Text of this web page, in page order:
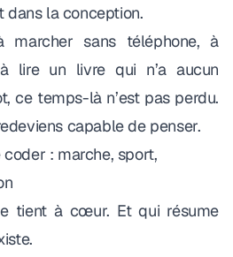
dans la conception.
marcher sans téléphone, à
lire un livre qui n’a aucun
ce temps-là n’est pas perdu.
capable de penser.
: marche, sport,
tient à cœur. Et qui résume